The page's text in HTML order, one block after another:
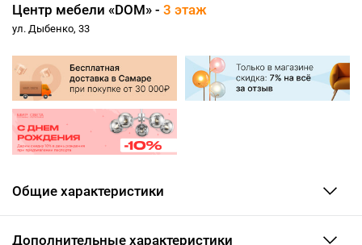
Центр мебели «DOM» - 3 этаж
ул. Дыбенко, 33
Общие характеристики
Дополнительные характеристики